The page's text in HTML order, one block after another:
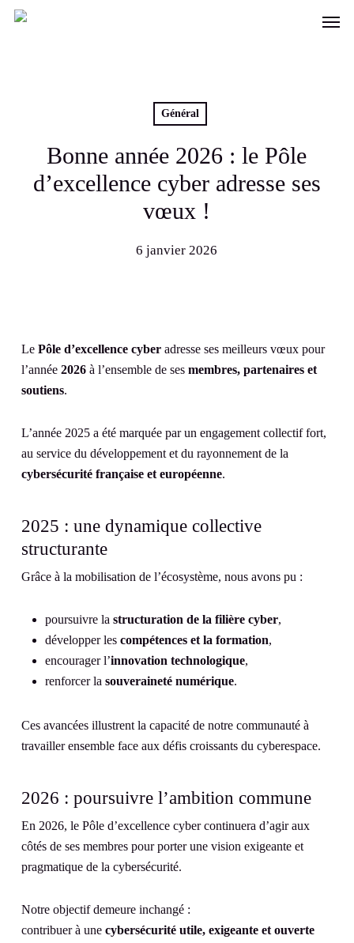
Skip
Menu
Général
Bonne année 2026 : le Pôle
d’excellence cyber adresse ses
vœux !
6 janvier 2026
Le Pôle d’excellence cyberadresse ses meilleurs vœux pour
l’année 2026à l’ensemble de ses membres, partenaires et
soutiens.
L’année 2025 a été marquée par un engagement collectif fort,
au service du développement et du rayonnement de la
cybersécurité française et européenne.
2025 : une dynamique collective
structurante
Grâce à la mobilisation de l’écosystème, nous avons pu :
poursuivre la structuration de la filière cyber,
développer les compétences et la formation,
encourager l’innovation technologique,
renforcer la souveraineté numérique.
Ces avancées illustrent la capacité de notre communauté à
travailler ensemble face aux défis croissants du cyberespace.
2026 : poursuivre l’ambition commune
En 2026, le Pôle d’excellence cyber continuera d’agir aux
côtés de ses membres pour porter une vision exigeante et
pragmatique de la cybersécurité.
Notre objectif demeure inchangé :
contribuer à une cybersécurité utile, exigeante et ouverte